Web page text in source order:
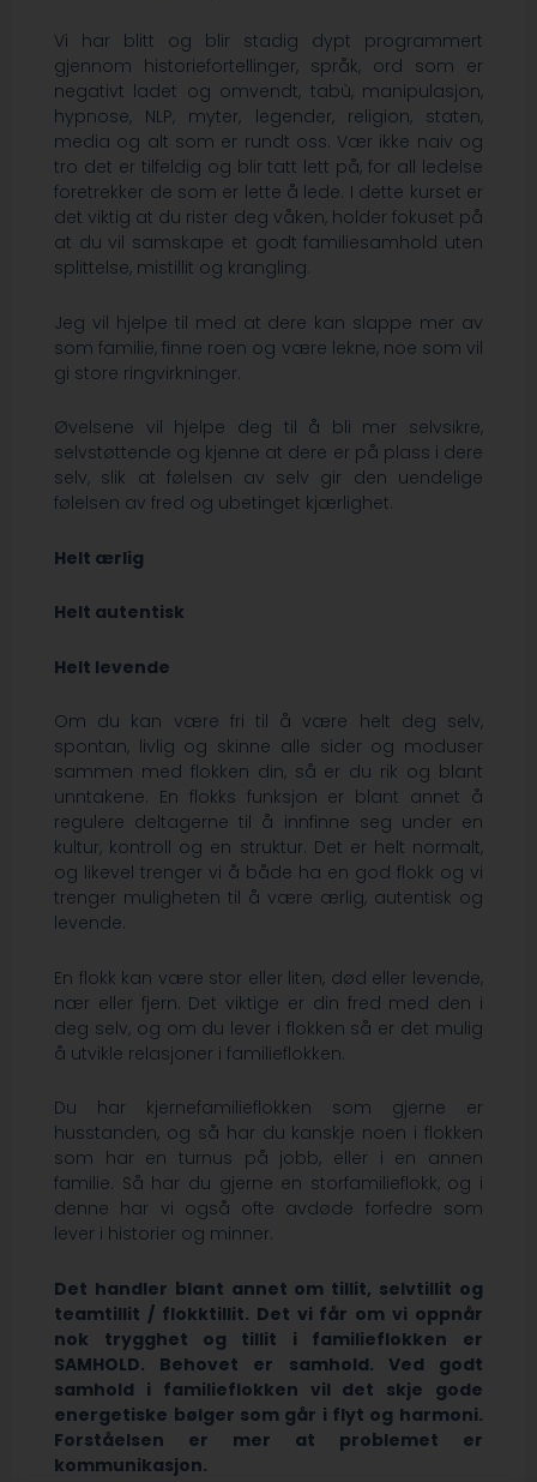
Vi har blitt og blir stadig dypt programmert
gjennom historiefortellinger, språk, ord som er
negativt ladet og omvendt, tabù, manipulasjon,
hypnose, NLP, myter, legender, religion, staten,
media og alt som er rundt oss. Vær ikke naiv og
tro det er tilfeldig og blir tatt lett på, for all ledelse
foretrekker de som er lette å lede. I dette kurset er
det viktig at du rister deg våken, holder fokuset på
at du vil samskape et godt familiesamhold uten
splittelse, mistillit og krangling.
Jeg vil hjelpe til med at dere kan slappe mer av
som familie, finne roen og være lekne, noe som vil
gi store ringvirkninger.
Øvelsene vil hjelpe deg til å bli mer selvsikre,
selvstøttende og kjenne at dere er på plass i dere
selv, slik at følelsen av selv gir den uendelige
følelsen av fred og ubetinget kjærlighet.
Helt ærlig
Helt autentisk
Helt levende
Om du kan være fri til å være helt deg selv,
spontan, livlig og skinne alle sider og moduser
sammen med flokken din, så er du rik og blant
unntakene. En flokks funksjon er blant annet å
regulere deltagerne til å innfinne seg under en
kultur, kontroll og en struktur. Det er helt normalt,
og likevel trenger vi å både ha en god flokk og vi
trenger muligheten til å være ærlig, autentisk og
levende.
En flokk kan være stor eller liten, død eller levende,
nær eller fjern. Det viktige er din fred med den i
deg selv, og om du lever i flokken så er det mulig
å utvikle relasjoner i familieflokken.
Du har kjernefamilieflokken som gjerne er
husstanden, og så har du kanskje noen i flokken
som har en turnus på jobb, eller i en annen
familie. Så har du gjerne en storfamilieflokk, og i
denne har vi også ofte avdøde forfedre som
lever i historier og minner.
Det handler blant annet om tillit, selvtillit og
teamtillit / flokktillit. Det vi får om vi oppnår
nok trygghet og tillit i familieflokken er
SAMHOLD. Behovet er samhold. Ved godt
samhold i familieflokken vil det skje gode
energetiske bølger som går i flyt og harmoni.
Forståelsen er mer at problemet er
kommunikasjon.